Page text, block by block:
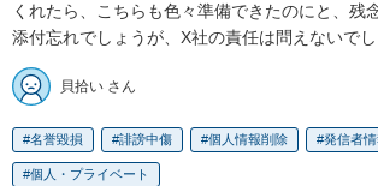
くれたら、こちらも色々準備できたのにと、残
添付忘れでしょうが、X社の責任は問えないで
貝拾い さん
名誉毀損 誹謗中傷 個人情報削除 発信者
個人・プライベート